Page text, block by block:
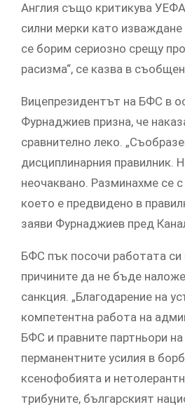
Англия също критикува
силни мерки като
се борим сериозно срещу
расизма“, се казва в
Вицепрезидентът на БФС в
Фурнаджиев призна, че
сравнително леко.
дисциплинарния правилник.
неочаквано. Разминахме се
което е предвидено в
заяви Фурнаджиев пред
БФС пък посочи работата си
причините да не бъде
санкция. „Благодарение на
компетентна работа на
БФС и правните партньори
перманентните усилия в
ксенофобията и
трибуните, българският